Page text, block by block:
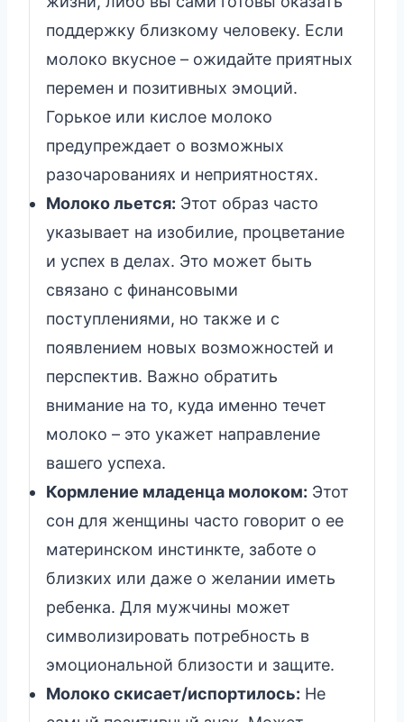
поддержку близкому человеку. Если
молоко вкусное – ожидайте приятных
перемен и позитивных эмоций.
Горькое или кислое молоко
предупреждает о возможных
разочарованиях и неприятностях.
Молоко льется: Этот образ часто
указывает на изобилие, процветание
и успех в делах. Это может быть
связано с финансовыми
поступлениями, но также и с
появлением новых возможностей и
перспектив. Важно обратить
внимание на то, куда именно течет
молоко – это укажет направление
вашего успеха.
Кормление младенца молоком: Этот
сон для женщины часто говорит о ее
материнском инстинкте, заботе о
близких или даже о желании иметь
ребенка. Для мужчины может
символизировать потребность в
эмоциональной близости и защите.
Молоко скисает/испортилось: Не